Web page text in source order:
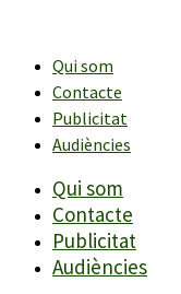
contingutQui som
Contacte
Publicitat
Audiències
Qui som
Contacte
Publicitat
Audiències